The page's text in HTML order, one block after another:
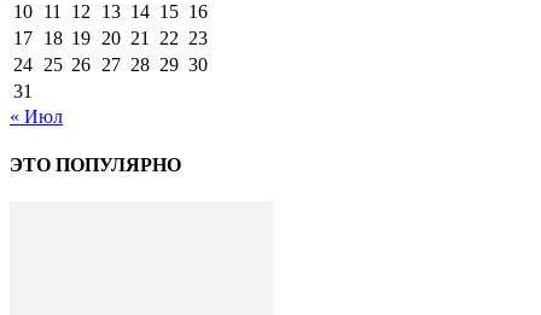
10 11 12 13 14 15 16
17 18 19 20 21 22 23
24 25 26 27 28 29 30
31
« Июл
ЭТО ПОПУЛЯРНО